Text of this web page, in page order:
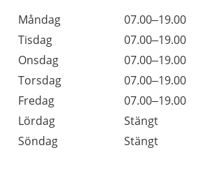
Dag
Öppettider
Kommentarer
Måndag
07.00–19.00
Tisdag
07.00–19.00
Onsdag
07.00–19.00
Torsdag
07.00–19.00
Fredag
07.00–19.00
Lördag
Stängt
Söndag
Stängt